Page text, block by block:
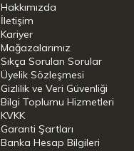
Hakkımızda
İletişim
Kariyer
Mağazalarımız
Sıkça Sorulan Sorular
Üyelik Sözleşmesi
Gizlilik ve Veri Güvenliği
Bilgi Toplumu Hizmetleri
KVKK
Garanti Şartları
Banka Hesap Bilgileri